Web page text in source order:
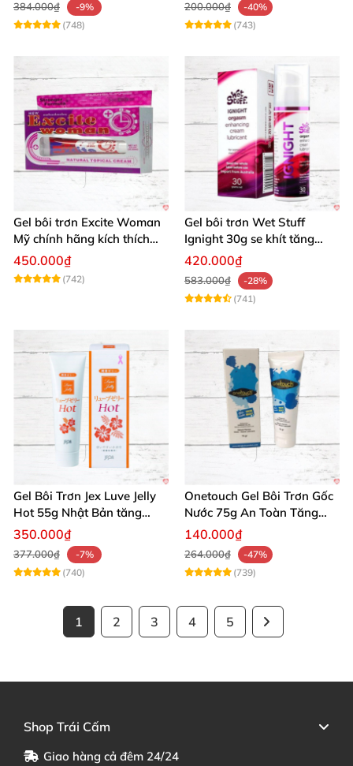
384.000₫
-9%
(748)
200.000₫
-40%
(743)
Gel bôi trơn Excite Woman
Mỹ chính hãng kích thích
khoái cảm nữ
450.000₫
(742)
Gel bôi trơn Wet Stuff
Ignight 30g se khít tăng
khoái cảm nữ hiệu quả
420.000₫
583.000₫
-28%
(741)
Gel Bôi Trơn Jex Luve Jelly
Hot 55g Nhật Bản tăng
khoái cảm nữ dễ sử dụng
350.000₫
377.000₫
-7%
(740)
Onetouch Gel Bôi Trơn Gốc
Nước 75g An Toàn Tăng
Khoái Cảm
140.000₫
264.000₫
-47%
(739)
1 2 3 4 5
Shop Trái Cấm
Giao hàng cả đêm 24/24